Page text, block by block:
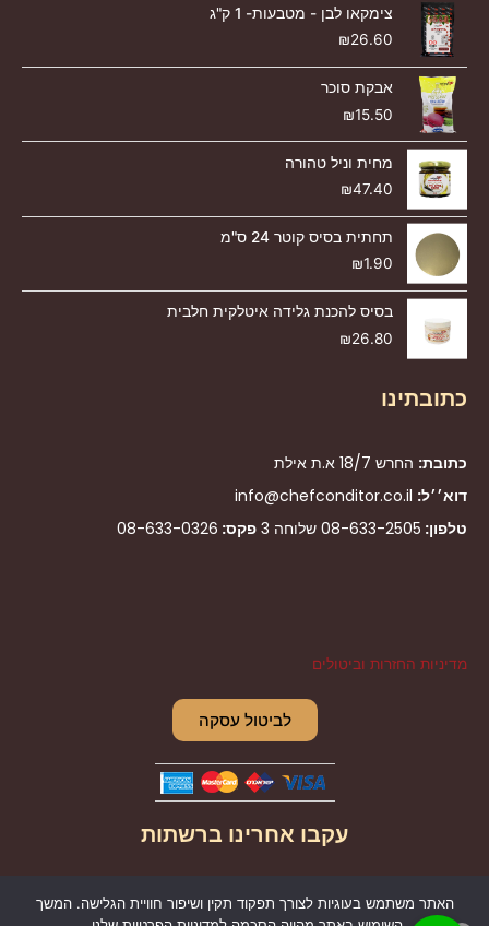
צימקאו לבן - מטבעות- 1 ק"ג
₪26.60
אבקת סוכר
₪15.50
מחית וניל טהורה
₪47.40
תחתית בסיס קוטר 24 ס"מ
₪1.90
בסיס להכנת גלידה איטלקית חלבית
₪26.80
כתובתינו
כתובת: החרש 18/7 א.ת אילת
דוא׳׳ל: info@chefconditor.co.il
טלפון: 08-633-2505 שלוחה 3 פקס: 08-633-0326
מדיניות החזרות וביטולים
לביטול עסקה
עקבו אחרינו ברשתות
F
I
האתר משתמש בעוגיות לצורך תפקוד תקין ושיפור חוויית הגלישה. המשך